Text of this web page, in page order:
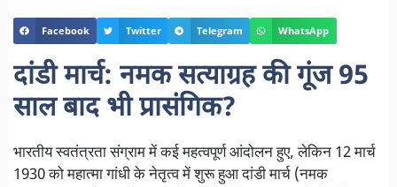
Facebook Twitter Telegram WhatsApp
दांडी मार्च: नमक सत्याग्रह की गूंज 95
साल बाद भी प्रासंगिक?
भारतीय स्वतंत्रता संग्राम में कई महत्वपूर्ण आंदोलन हुए, लेकिन 12 मार्च
1930 को महात्मा गांधी के नेतृत्व में शुरू हुआ दांडी मार्च (नमक